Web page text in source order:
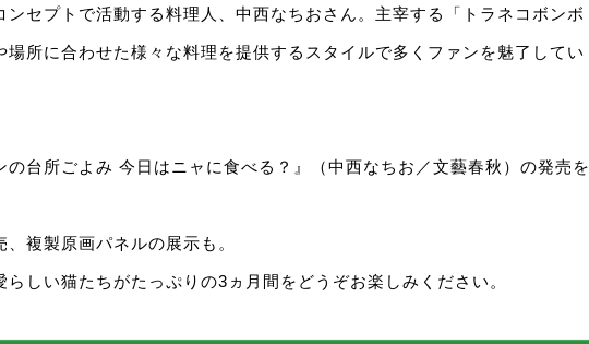
ンセプトで活動する料理人、中西なちおさん。主宰する「トラネコボンボ
場所に合わせた様々な料理を提供するスタイルで多くファンを魅了してい
台所ごよみ 今日はニャに食べる？』（中西なちお／文藝春秋）の発売を
複製原画パネルの展示も。
らしい猫たちがたっぷりの3ヵ月間をどうぞお楽しみください。